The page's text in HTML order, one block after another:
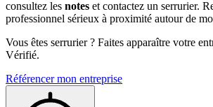
consultez les notes et contactez un serrurier.
professionnel sérieux à proximité autour de
Vous êtes serrurier ? Faites apparaître votre
Vérifié.
Référencer mon entreprise